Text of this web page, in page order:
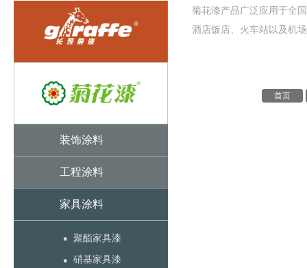
装饰涂料
工程涂料
家具涂料
• 聚酯家具漆
• 硝基家具漆
菊花漆产品广泛应用于全国
酒店饭店、火车站以及机
首页